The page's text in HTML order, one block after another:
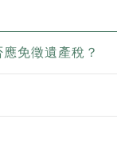
免徵遺產稅？